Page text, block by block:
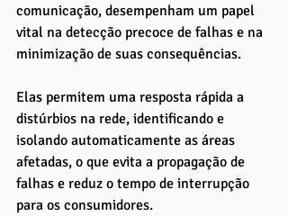
comunicação, desempenham um papel
vital na detecção precoce de falhas e na
minimização de suas consequências.
Elas permitem uma resposta rápida a
distúrbios na rede, identificando e
isolando automaticamente as áreas
afetadas, o que evita a propagação de
falhas e reduz o tempo de interrupção
para os consumidores.